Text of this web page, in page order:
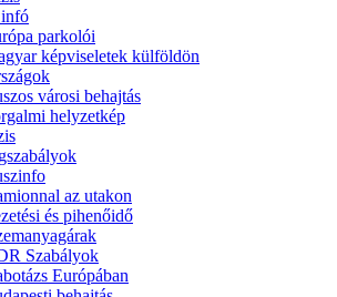
parkolói
képviseletek külföldön
városi behajtás
helyzetkép
az utakon
és pihenőidő
Szabályok
Európában